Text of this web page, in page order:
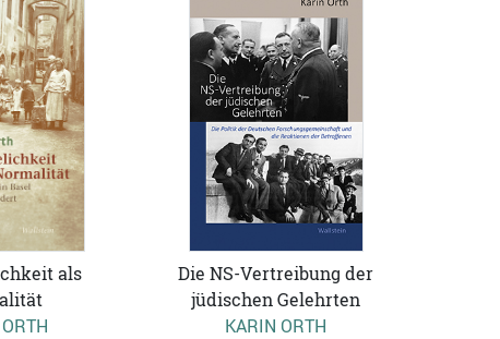
als
Die NS-Vertreibung der
jüdischen Gelehrten
KARIN ORTH